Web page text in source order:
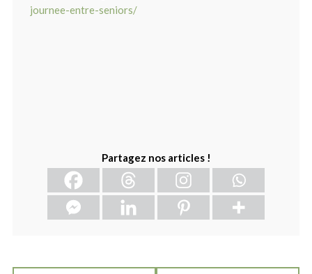
journee-entre-seniors/
Partagez nos articles !